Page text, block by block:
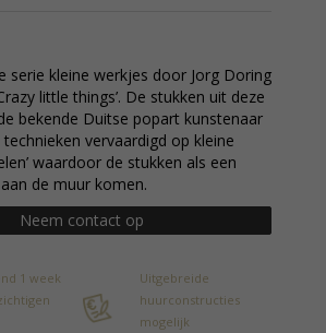
serie kleine werkjes door Jorg Doring
little things’. De stukken uit deze
bekende Duitse popart kunstenaar
vervaardigd op kleine
waardoor de stukken als een
de muur komen.
Neem contact op
1 week
Uitgebreide
huurconstructies
mogelijk